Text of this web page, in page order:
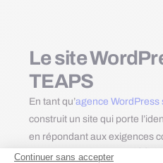
Continuer sans accepter
Le site
TEAPS
En tant qu’agence WordPress
construit un site qui porte
en répondant aux exigences
Un design immersif